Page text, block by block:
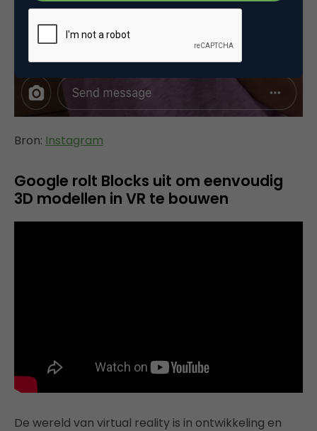
Bron: Instagram
Google rolt Blocks uit om eenvoudig
3D modellen in VR te bouwen
De wereld van virtual reality is in ontwikkeling en